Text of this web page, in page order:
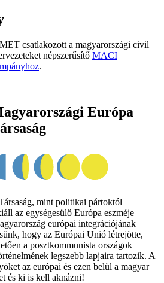
csatlakozott a magyarországi civil
népszerűsítő MACI
.
Európa
mint politikai pártoktól
az egységesülő Európa eszméje
európai integrációjának
hogy az Európai Unió létrejötte,
a posztkommunista országok
legszebb lapjaira tartozik. A
az európai és ezen belül a magyar
és ki is kell aknázni!